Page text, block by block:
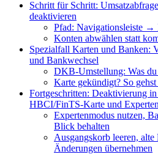
Schritt für Schritt:
deaktivieren
Pfad: Navigationsleiste
Konten abwählen statt
Spezialfall Karten und Banken:
und Bankwechsel
DKB‑Umstellung: Was
Karte gekündigt? So
Fortgeschritten: Deaktivierung
HBCI/FinTS-Karte und
Expertenmodus nutzen,
Blick behalten
Ausgangskorb leeren,
Änderungen übernehmen